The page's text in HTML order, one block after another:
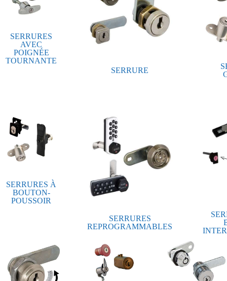
SERRURES
AVEC
POIGNÉE
TOURNANTE
SERRURE
SERRURES À
BOUTON-
POUSSOIR
SERRURES
REPROGRAMMABLES